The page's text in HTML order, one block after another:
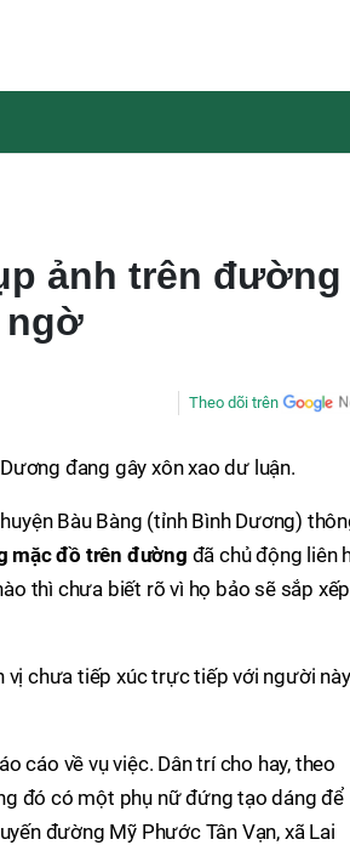
ảnh trên đường
ngờ
Theo dõi trên
đang gây xôn xao dư luận.
Bàu Bàng (tỉnh Bình Dương)
mặc đồ trên đường đã chủ động liên
thì chưa biết rõ vì họ bảo sẽ sắp xếp
vị chưa tiếp xúc trực tiếp với người này
cáo về vụ việc. Dân trí cho hay, theo
đó có một phụ nữ đứng tạo dáng để
đường Mỹ Phước Tân Vạn, xã Lai